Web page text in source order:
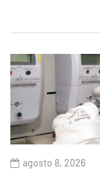
agosto 8, 2026